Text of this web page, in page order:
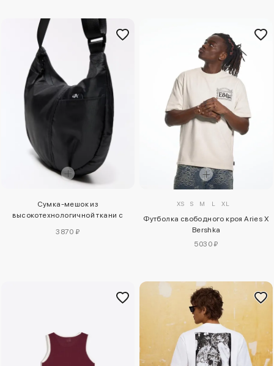
Сумка-мешок из
высокотехнологичной ткани с
3870 ₽
XS S M L XL
Футболка свободного кроя Aries X
Bershka
5030 ₽